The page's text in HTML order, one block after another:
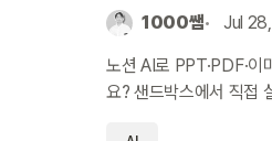
1000쌤 Jul
노션 AI로 PPT·PDF·이
요? 샌드박스에서 직접